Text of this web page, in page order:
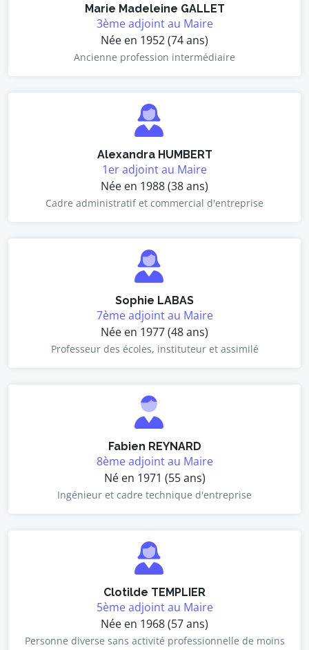
Marie Madeleine GALLET
3ème adjoint au Maire
Née en 1952 (74 ans)
Ancienne profession intermédiaire
Alexandra HUMBERT
1er adjoint au Maire
Née en 1988 (38 ans)
Cadre administratif et commercial d'entreprise
Sophie LABAS
7ème adjoint au Maire
Née en 1977 (48 ans)
Professeur des écoles, instituteur et assimilé
Fabien REYNARD
8ème adjoint au Maire
Né en 1971 (55 ans)
Ingénieur et cadre technique d'entreprise
Clotilde TEMPLIER
5ème adjoint au Maire
Née en 1968 (57 ans)
Personne diverse sans activité professionnelle de moins